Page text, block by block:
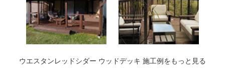
ウエスタンレッドシダー ウッドデッキ 施工例をもっと見る